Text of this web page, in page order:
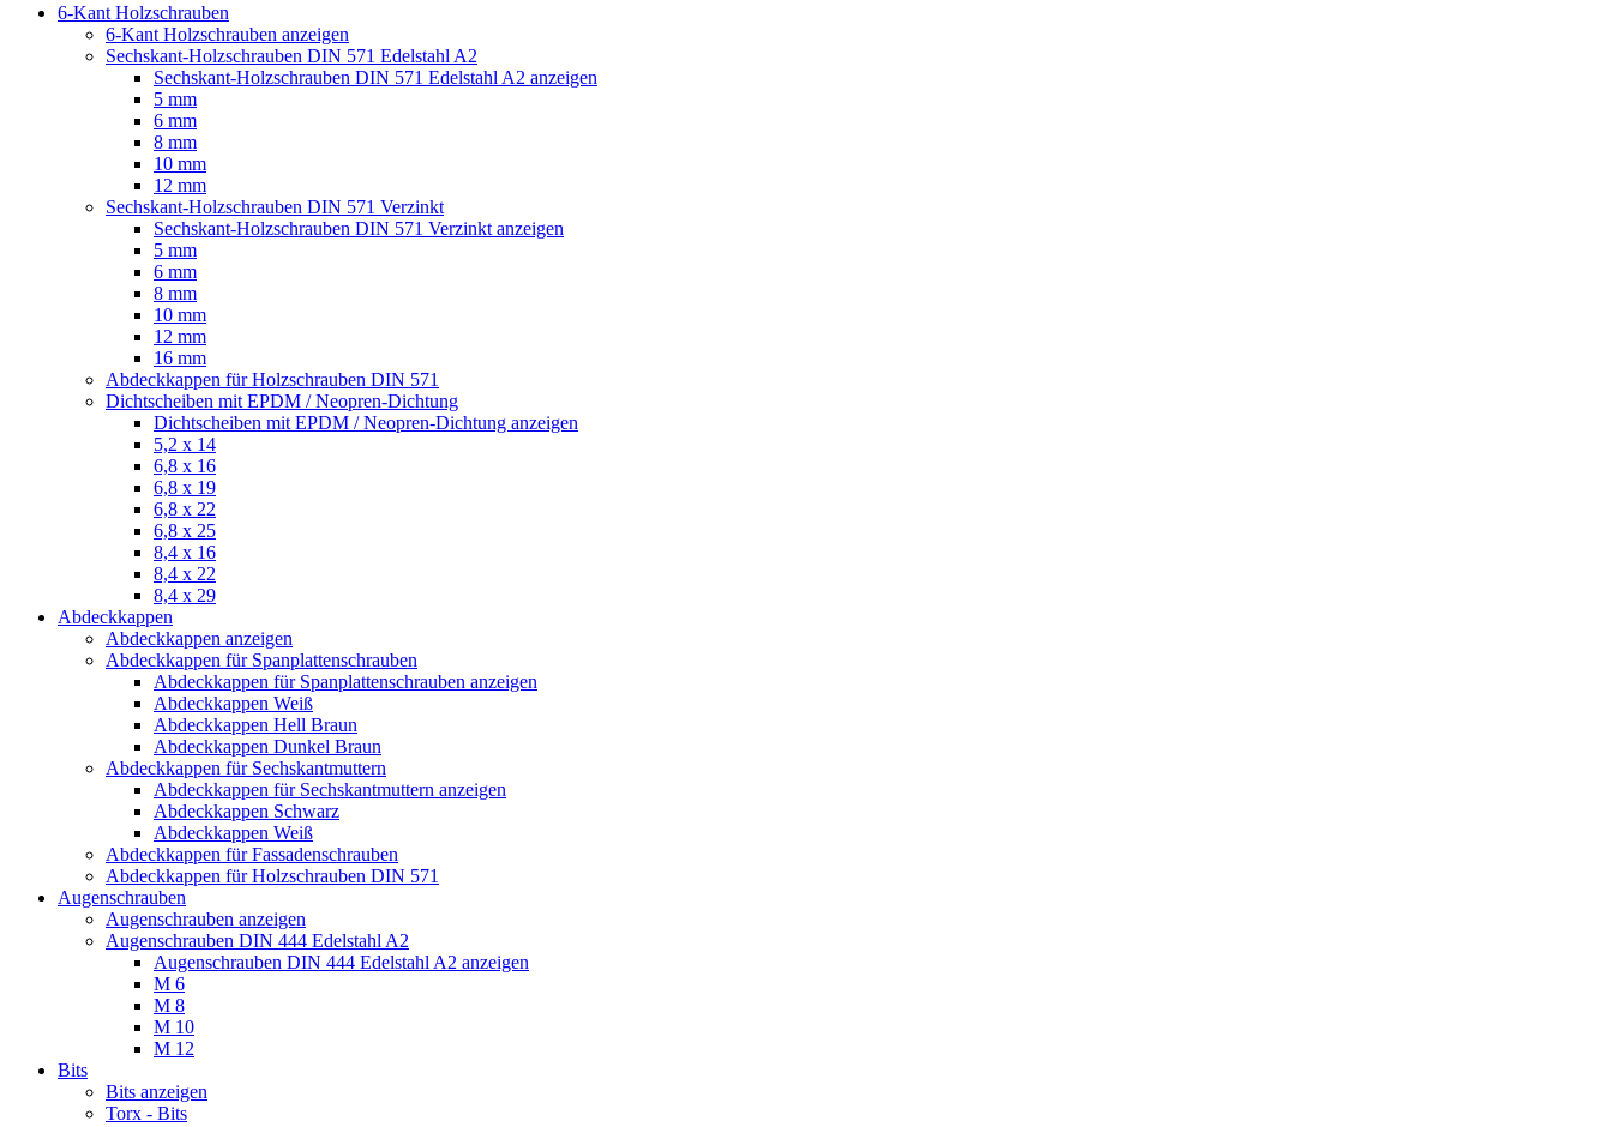
6-Kant Holzschrauben
6-Kant Holzschrauben anzeigen
Sechskant-Holzschrauben DIN 571 Edelstahl A2
Sechskant-Holzschrauben DIN 571 Edelstahl A2 anzeigen
5 mm
6 mm
8 mm
10 mm
12 mm
Sechskant-Holzschrauben DIN 571 Verzinkt
Sechskant-Holzschrauben DIN 571 Verzinkt anzeigen
5 mm
6 mm
8 mm
10 mm
12 mm
16 mm
Abdeckkappen für Holzschrauben DIN 571
Dichtscheiben mit EPDM / Neopren-Dichtung
Dichtscheiben mit EPDM / Neopren-Dichtung anzeigen
5,2 x 14
6,8 x 16
6,8 x 19
6,8 x 22
6,8 x 25
8,4 x 16
8,4 x 22
8,4 x 29
Abdeckkappen
Abdeckkappen anzeigen
Abdeckkappen für Spanplattenschrauben
Abdeckkappen für Spanplattenschrauben anzeigen
Abdeckkappen Weiß
Abdeckkappen Hell Braun
Abdeckkappen Dunkel Braun
Abdeckkappen für Sechskantmuttern
Abdeckkappen für Sechskantmuttern anzeigen
Abdeckkappen Schwarz
Abdeckkappen Weiß
Abdeckkappen für Fassadenschrauben
Abdeckkappen für Holzschrauben DIN 571
Augenschrauben
Augenschrauben anzeigen
Augenschrauben DIN 444 Edelstahl A2
Augenschrauben DIN 444 Edelstahl A2 anzeigen
M 6
M 8
M 10
M 12
Bits
Bits anzeigen
Torx - Bits